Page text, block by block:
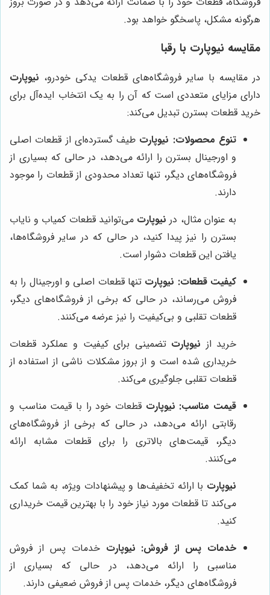
هرگونه مشکل، پاسخگو خواهد بود.
مقایسه نیوپارت با رقبا
در مقایسه با سایر فروشگاه‌های قطعات یدکی خودرو، نیوپارت
دارای مزایای متعددی است که آن را به یک انتخاب ایده‌آل برای
خرید قطعات بسترن تبدیل می‌کند:
تنوع محصولات: نیوپارت طیف گسترده‌ای از قطعات اصلی
و اورجینال بسترن را ارائه می‌دهد، در حالی که بسیاری از
فروشگاه‌های دیگر، تنها تعداد محدودی از قطعات را موجود
دارند.
به عنوان مثال، در نیوپارت می‌توانید قطعات کمیاب و نایاب
بسترن را نیز پیدا کنید، در حالی که در سایر فروشگاه‌ها،
یافتن این قطعات دشوار است.
کیفیت قطعات: نیوپارت تنها قطعات اصلی و اورجینال را به
فروش می‌رساند، در حالی که برخی از فروشگاه‌های دیگر،
قطعات تقلبی و بی‌کیفیت را نیز عرضه می‌کنند.
خرید از نیوپارت تضمینی برای کیفیت و عملکرد قطعات
خریداری شده است و از بروز مشکلات ناشی از استفاده از
قطعات تقلبی جلوگیری می‌کند.
قیمت مناسب: نیوپارت قطعات خود را با قیمت مناسب و
رقابتی ارائه می‌دهد، در حالی که برخی از فروشگاه‌های
دیگر، قیمت‌های بالاتری را برای قطعات مشابه ارائه
می‌کنند.
نیوپارت با ارائه تخفیف‌ها و پیشنهادات ویژه، به شما کمک
می‌کند تا قطعات مورد نیاز خود را با بهترین قیمت خریداری
کنید.
خدمات پس از فروش: نیوپارت خدمات پس از فروش
مناسبی را ارائه می‌دهد، در حالی که بسیاری از
فروشگاه‌های دیگر، خدمات پس از فروش ضعیفی دارند.